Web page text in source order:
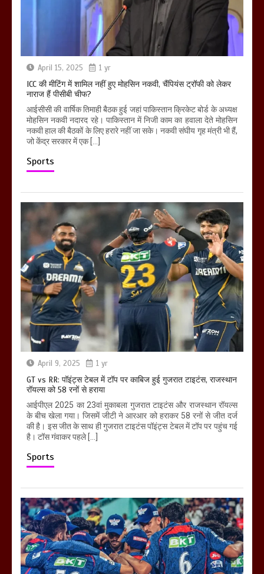
April 15, 2025 1 yr
ICC की मीटिंग में शामिल नहीं हुए मोहसिन नकवी, चैंपियंस ट्रॉफी को लेकर
नाराज हैं पीसीबी चीफ?
आईसीसी की वार्षिक तिमाही बैठक हुई जहां पाकिस्तान क्रिकेट बोर्ड के अध्यक्ष
मोहसिन नकवी नदारद रहे। पाकिस्तान में निजी काम का हवाला देते मोहसिन
नकवी हाल की बैठकों के लिए हरारे नहीं जा सके। नकवी संघीय गृह मंत्री भी हैं,
जो केंद्र सरकार में एक […]
Sports
April 9, 2025 1 yr
GT vs RR: पॉइंट्स टेबल में टॉप पर काबिज हुई गुजरात टाइटंस, राजस्थान
रॉयल्स को 58 रनों से हराया
आईपीएल 2025 का 23वां मुकाबला गुजरात टाइटंस और राजस्थान रॉयल्स
के बीच खेला गया। जिसमें जीटी ने आरआर को हराकर 58 रनों से जीत दर्ज
की है। इस जीत के साथ ही गुजरात टाइटंस पॉइंट्स टेबल में टॉप पर पहुंच गई
है। टॉस गंवाकर पहले […]
Sports